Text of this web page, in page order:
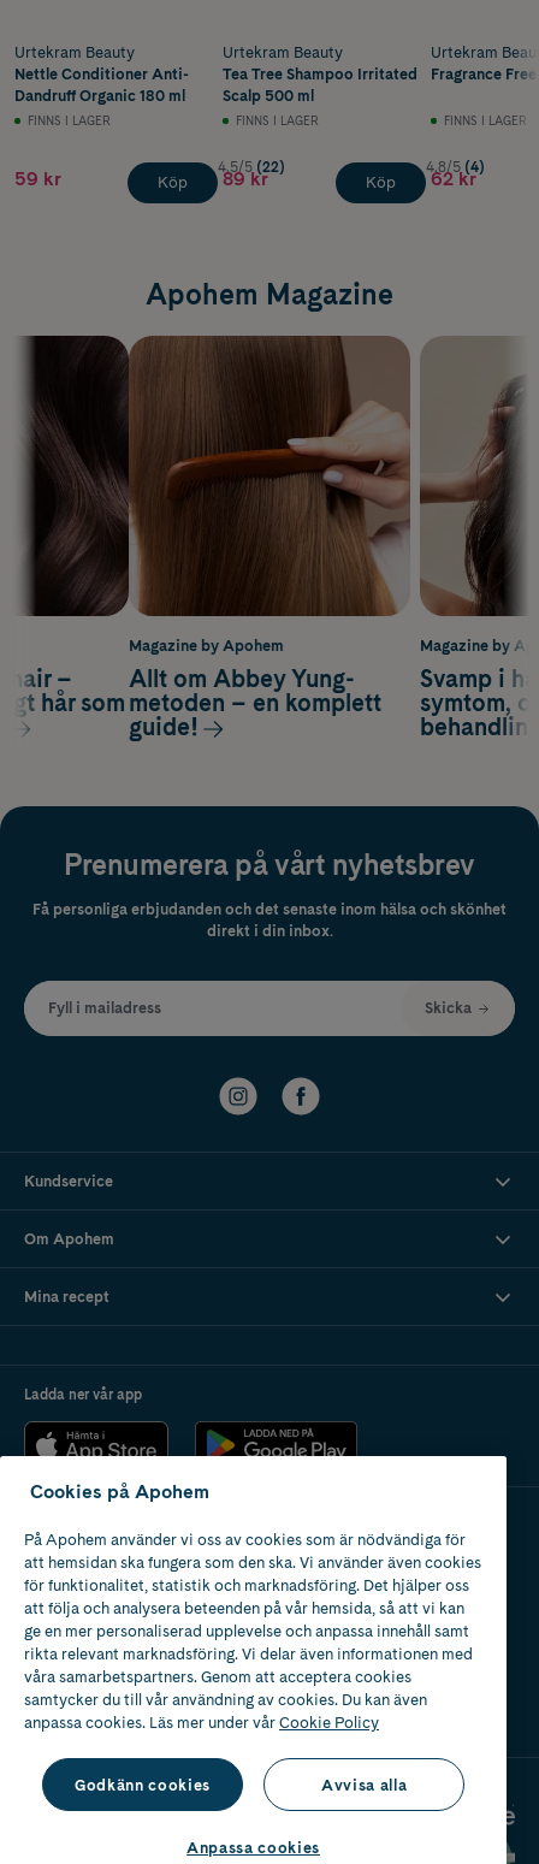
Urtekram Beauty
Nettle Conditioner Anti-
Dandruff Organic 180 ml
FINNS I LAGER
59 kr Köp
Urtekram Beauty
Tea Tree Shampoo Irritated
Scalp 500 ml
FINNS I LAGER
4.5/5 (22)
89 kr Köp
Urtekram
Fragrance
FINNS I LAGER
4.8/5 (4)
62 kr
Apohem Magazine
Magazine by
Svamp i
symtom,
hair –
hår som
Magazine by Apohem
Allt om Abbey Yung-
metoden – en komplett
guide!
Prenumerera på vårt nyhetsbrev
Få personliga erbjudanden och det senaste inom hälsa och skönhet
direkt i din inbox.
Fyll i mailadress Skicka
Kundservice
Om Apohem
Mina recept
Ladda ner vår app
Apotek med tillstånd
av Läkemedelsverket
Cookies på Apohem
På Apohem använder vi oss av cookies som är nödvändiga för
att hemsidan ska fungera som den ska. Vi använder även cookies
för funktionalitet, statistik och marknadsföring. Det hjälper oss
att följa och analysera beteenden på vår hemsida, så att vi kan
ge en mer personaliserad upplevelse och anpassa innehåll samt
rikta relevant marknadsföring. Vi delar även informationen med
våra samarbetspartners. Genom att acceptera cookies
samtycker du till vår användning av cookies. Du kan även
anpassa cookies. Läs mer under vårCookie Policy
Godkänn cookies Avvisa alla
Anpassa cookies